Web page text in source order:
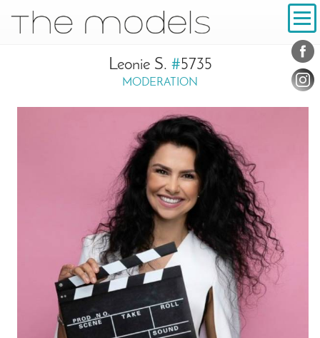
Navigation
Leonie S. #5735
MODERATION